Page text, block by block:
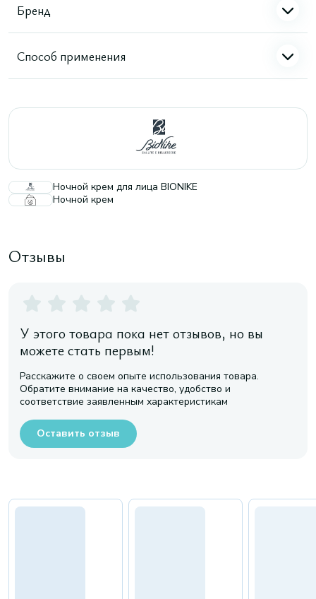
Бренд
Способ применения
Ночной крем для лица BIONIKE
Ночной крем
Отзывы
У этого товара пока нет отзывов, но вы
можете стать первым!
Расскажите о своем опыте использования товара.
Обратите внимание на качество, удобство и
соответствие заявленным характеристикам
Оставить отзыв